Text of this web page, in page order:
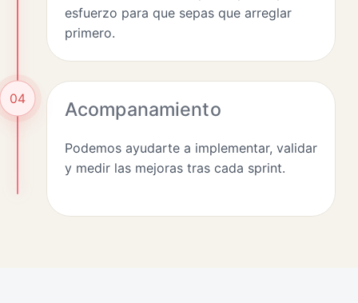
esfuerzo para que sepas que arreglar
primero.
04 Acompanamiento
Podemos ayudarte a implementar, validar
y medir las mejoras tras cada sprint.